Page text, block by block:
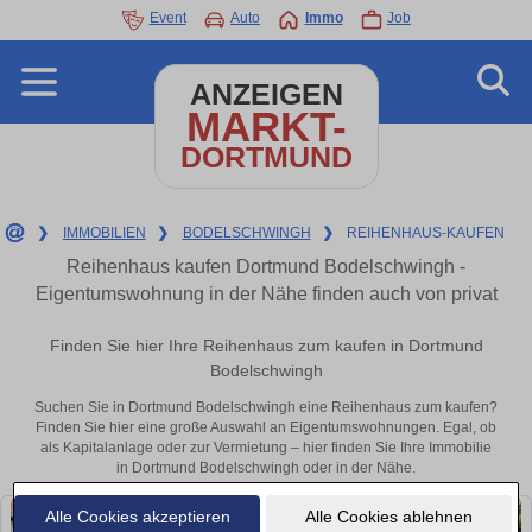
Alle Cookies akzeptieren Alle Cookies ablehnen
Event Auto Immo Job
ANZEIGEN
MARKT-
DORTMUND
❯ IMMOBILIEN ❯ BODELSCHWINGH ❯ REIHENHAUS-KAUFEN
Reihenhaus kaufen Dortmund Bodelschwingh -
Eigentumswohnung in der Nähe finden auch von privat
Finden Sie hier Ihre Reihenhaus zum kaufen in Dortmund
Bodelschwingh
Suchen Sie in Dortmund Bodelschwingh eine Reihenhaus zum kaufen?
Finden Sie hier eine große Auswahl an Eigentumswohnungen. Egal, ob
als Kapitalanlage oder zur Vermietung – hier finden Sie Ihre Immobilie
in Dortmund Bodelschwingh oder in der Nähe.